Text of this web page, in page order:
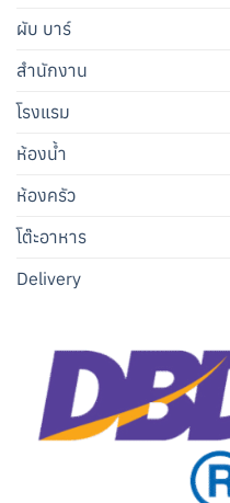
ผับ บาร์
สำนักงาน
โรงแรม
ห้องน้ำ
ห้องครัว
โต๊ะอาหาร
Delivery